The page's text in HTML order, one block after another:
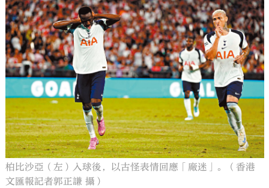
柏比沙亞（左）入球後，以古怪表情回應「廠迷」。（香港
文匯報記者郭正謙 攝）